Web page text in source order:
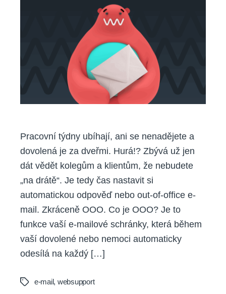
Pracovní týdny ubíhají, ani se nenadějete a
dovolená je za dveřmi. Hurá!? Zbývá už jen
dát vědět kolegům a klientům, že nebudete
„na drátě“. Je tedy čas nastavit si
automatickou odpověď nebo out-of-office e-
mail. Zkráceně OOO. Co je OOO? Je to
funkce vaší e-mailové schránky, která během
vaší dovolené nebo nemoci automaticky
odesílá na každý […]
Tagse-mail, websupport